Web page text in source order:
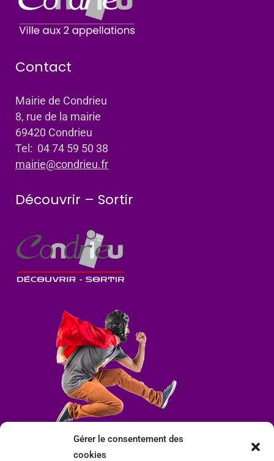
Gérer le consentement des
cookies
Contact
Mairie de Condrieu
8, rue de la mairie
69420 Condrieu
Tel: 04 74 59 50 38
mairie@condrieu.fr
Découvrir – Sortir